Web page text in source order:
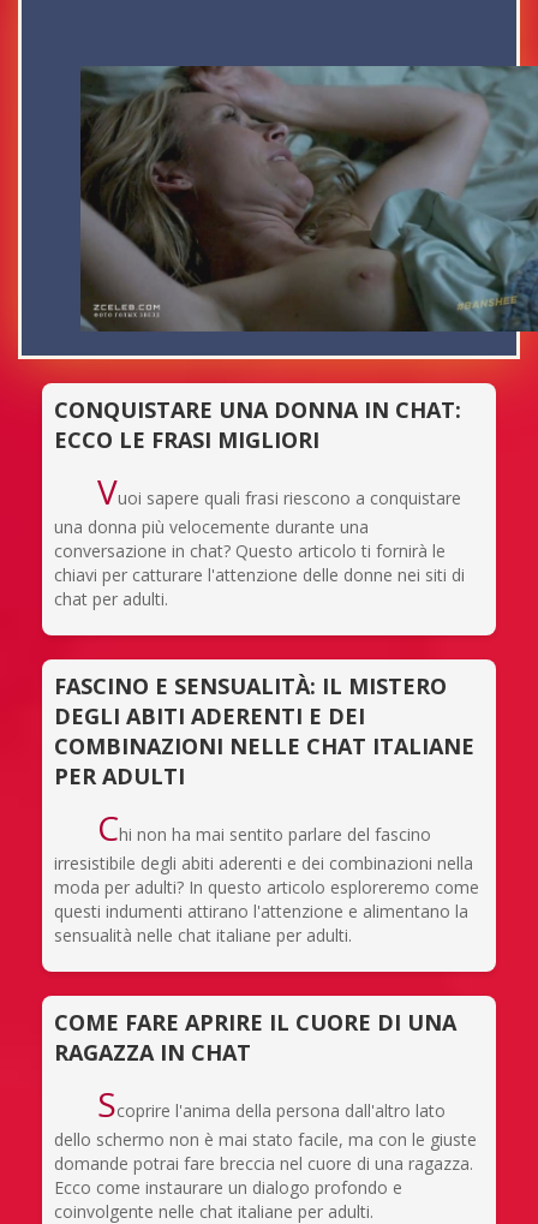
CONQUISTARE UNA DONNA IN CHAT:
ECCO LE FRASI MIGLIORI
Vuoi sapere quali frasi riescono a conquistare
una donna più velocemente durante una
conversazione in chat? Questo articolo ti fornirà le
chiavi per catturare l'attenzione delle donne nei siti di
chat per adulti.
FASCINO E SENSUALITÀ: IL MISTERO
DEGLI ABITI ADERENTI E DEI
COMBINAZIONI NELLE CHAT ITALIANE
PER ADULTI
Chi non ha mai sentito parlare del fascino
irresistibile degli abiti aderenti e dei combinazioni nella
moda per adulti? In questo articolo esploreremo come
questi indumenti attirano l'attenzione e alimentano la
sensualità nelle chat italiane per adulti.
COME FARE APRIRE IL CUORE DI UNA
RAGAZZA IN CHAT
Scoprire l'anima della persona dall'altro lato
dello schermo non è mai stato facile, ma con le giuste
domande potrai fare breccia nel cuore di una ragazza.
Ecco come instaurare un dialogo profondo e
coinvolgente nelle chat italiane per adulti.